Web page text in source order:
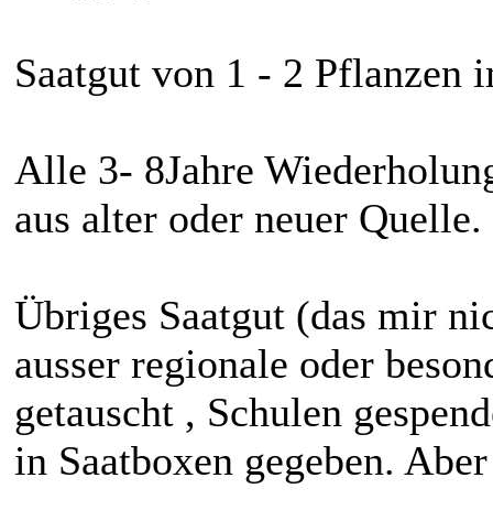
Saatgut von 1 - 2 Pflanzen
Alle 3- 8Jahre
aus alter oder neuer Quelle.
Übriges Saatgut (das mir
ausser regionale oder
getauscht , Schulen
in Saatboxen gegeben.